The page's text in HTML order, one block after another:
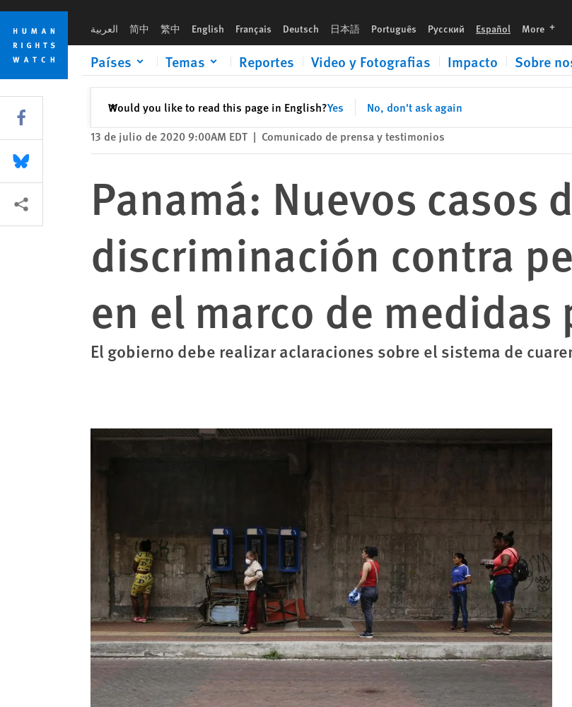
Skip
cookie
privacy
notice
Skip
main
content
العربية 简中 繁中 English Français Deutsch 日本語 Português Русский Español More
Países Temas Reportes Video y Fotografias Impacto Sobre
Would you like to read this page in English?Yes No, don't ask again
✕Cerrar
13 de julio de 2020 9:00AM EDT | Comunicado de prensa y testimonios
Panamá: Nuevos casos
discriminación contra
en el marco de medidas
El gobierno debe realizar aclaraciones sobre el sistema de
Share this via Facebook
Share this via Bluesky
Share this via Compartir